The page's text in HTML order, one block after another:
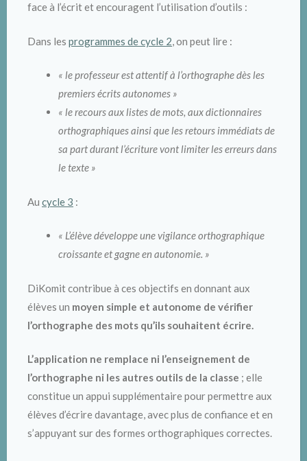
face à l’écrit et encouragent l’utilisation d’outils :
Dans les programmes de cycle 2, on peut lire :
« le professeur est attentif à l’orthographe dès les
premiers écrits autonomes »
« le recours aux listes de mots, aux dictionnaires
orthographiques ainsi que les retours immédiats de
sa part durant l’écriture vont limiter les erreurs dans
le texte »
Au cycle 3 :
« L’élève développe une vigilance orthographique
croissante et gagne en autonomie. »
DiKomit contribue à ces objectifs en donnant aux
élèves un moyen simple et autonome de vérifier
l’orthographe des mots qu’ils souhaitent écrire.
L’application ne remplace ni l’enseignement de
l’orthographe ni les autres outils de la classe ; elle
constitue un appui supplémentaire pour permettre aux
élèves d’écrire davantage, avec plus de confiance et en
s’appuyant sur des formes orthographiques correctes.